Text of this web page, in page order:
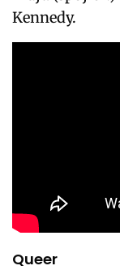
Kennedy.
Queer